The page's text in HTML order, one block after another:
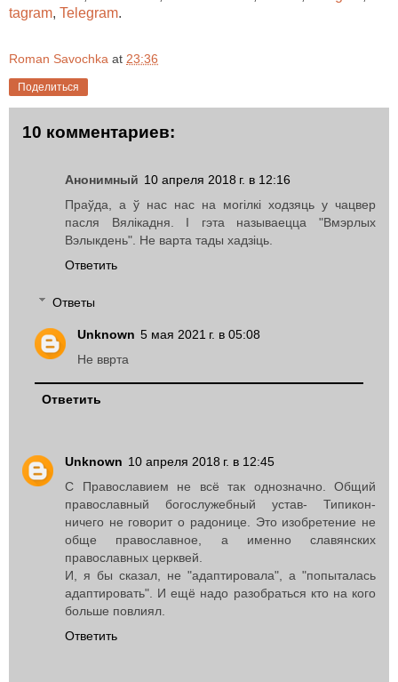
tagram, Telegram.
Roman Savochka at 23:36
Поделиться
10 комментариев:
Анонимный 10 апреля 2018 г. в 12:16
Праўда, а ў нас нас на могілкі ходзяць у чацвер
пасля Вялікадня. І гэта называецца "Вмэрлых
Вэлыкдень". Не варта тады хадзіць.
Ответить
Ответы
Unknown 5 мая 2021 г. в 05:08
Не вврта
Ответить
Unknown 10 апреля 2018 г. в 12:45
С Православием не всё так однозначно. Общий
православный богослужебный устав- Типикон-
ничего не говорит о радонице. Это изобретение не
обще православное, а именно славянских
православных церквей.
И, я бы сказал, не "адаптировала", а "попыталась
адаптировать". И ещё надо разобраться кто на кого
больше повлиял.
Ответить